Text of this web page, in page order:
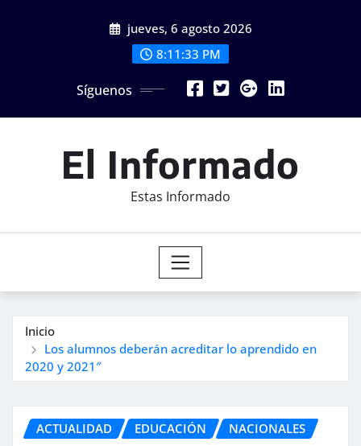
jueves, 6 agosto 2026
8:11:35 PM
Síguenos
El Informado
Estas Informado
Inicio
Los alumnos deberán acreditar lo aprendido en
2020 y 2021″
ACTUALIDAD EDUCACIÓN NACIONALES